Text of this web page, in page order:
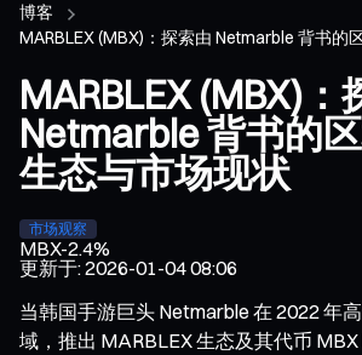
博客
MARBLEX (MBX)：探索由 Netmarble 背书的
MARBLEX (MBX)：
Netmarble 背书的
生态与市场现状
市场观察
MBX-2.4%
更新于:2026-01-04 08:06
当韩国手游巨头 Netmarble 在 2022 年
域，推出 MARBLEX 生态及其代币